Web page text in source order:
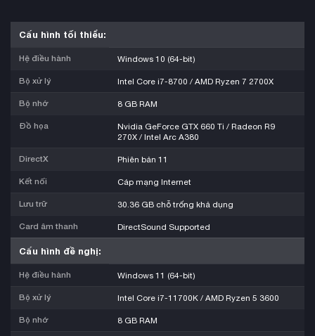
Cấu hình tối thiểu:
Hệ điều hành Windows 10 (64-bit)
Bộ xử lý Intel Core i7-8700 / AMD Ryzen 7 2700X
Bộ nhớ 8 GB RAM
Đồ họa
Nvidia GeForce GTX 660 Ti / Radeon R9
270X / Intel Arc A380
DirectX Phiên bản 11
Kết nối Cáp mạng Internet
Lưu trữ 30.36 GB chỗ trống khả dụng
Card âm thanh DirectSound Supported
Cấu hình đề nghị:
Hệ điều hành Windows 11 (64-bit)
Bộ xử lý Intel Core i7-11700K / AMD Ryzen 5 3600
Bộ nhớ 8 GB RAM